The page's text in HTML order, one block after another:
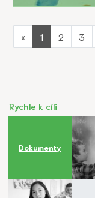
« 1 2 3
Rychle k cíli
Dokumenty